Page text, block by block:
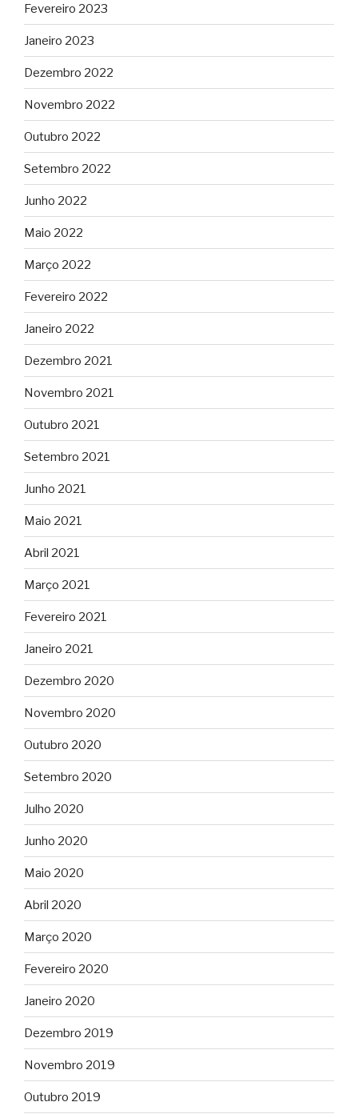
Fevereiro 2023
Janeiro 2023
Dezembro 2022
Novembro 2022
Outubro 2022
Setembro 2022
Junho 2022
Maio 2022
Março 2022
Fevereiro 2022
Janeiro 2022
Dezembro 2021
Novembro 2021
Outubro 2021
Setembro 2021
Junho 2021
Maio 2021
Abril 2021
Março 2021
Fevereiro 2021
Janeiro 2021
Dezembro 2020
Novembro 2020
Outubro 2020
Setembro 2020
Julho 2020
Junho 2020
Maio 2020
Abril 2020
Março 2020
Fevereiro 2020
Janeiro 2020
Dezembro 2019
Novembro 2019
Outubro 2019